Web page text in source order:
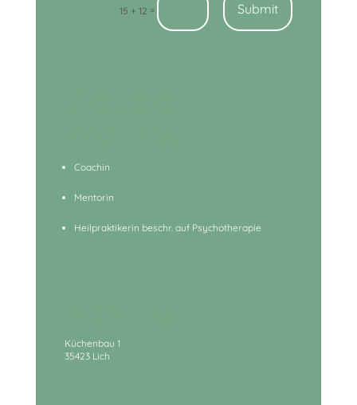
15 + 12 = Submit
Coachin
Mentorin
Heilpraktikerin beschr. auf Psychotherapie
Küchenbau 1
35423 Lich